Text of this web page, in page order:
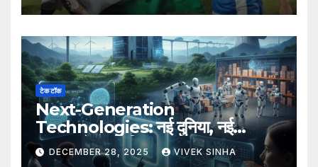
टेक टॉक
Next-Generation
Technologies: नई दुनिया, नई
संभावनाएँ, नया भविष्य
DECEMBER 28, 2025 VIVEK SINHA